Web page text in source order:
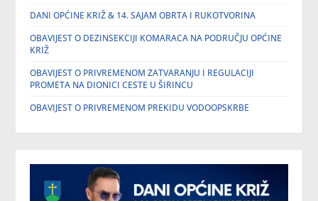
DANI OPĆINE KRIŽ & 14. SAJAM OBRTA I RUKOTVORINA
OBAVIJEST O DEZINSEKCIJI KOMARACA NA PODRUČJU OPĆINE
KRIŽ
OBAVIJEST O PRIVREMENOM ZATVARANJU I REGULACIJI
PROMETA NA DIONICI CESTE U ŠIRINCU
OBAVIJEST O PRIVREMENOM PREKIDU VODOOPSKRBE